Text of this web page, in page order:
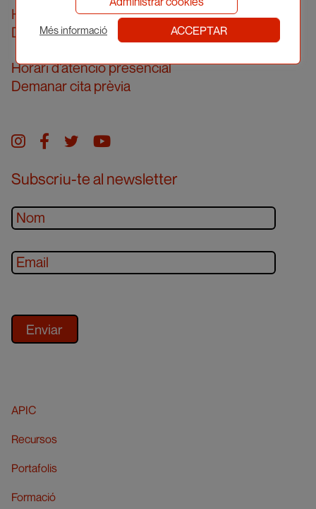
Horari d’atenció telefònica
De dilluns a divendres de 10 a 14h
Horari d’atenció presencial
Demanar cita prèvia
Instagram
facebook
twitteryoutube
Subscriu-te al newsletter
APIC
Recursos
Portafolis
Formació
Més informació ACCEPTAR